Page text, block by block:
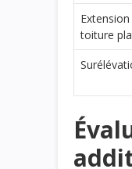
toiture